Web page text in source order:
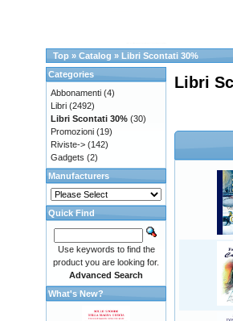
Top » Catalog » Libri Scontati 30%
Libri
Categories
Abbonamenti (4)
Libri (2492)
Libri Scontati 30% (30)
Promozioni (19)
Riviste-> (142)
Gadgets (2)
Manufacturers
Quick Find
Use keywords to find the
product you are looking for.
Advanced Search
What's New?